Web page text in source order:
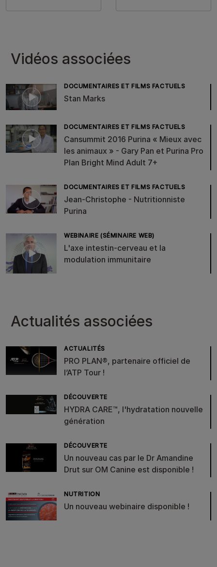
Vidéos associées
DOCUMENTAIRES ET FILMS FACTUELS
Stan Marks
DOCUMENTAIRES ET FILMS FACTUELS
Cansummit 2016 Purina « Mieux avec
les animaux » - Gary Pan et Purina Pro
Plan Bright Mind Adult 7+
DOCUMENTAIRES ET FILMS FACTUELS
Jean-Christophe - Nutritionniste
Purina
WEBINAIRE (SÉMINAIRE WEB)
L'axe intestin-cerveau et la
modulation immunitaire
Actualités associées
ACTUALITÉS
PRO PLAN®, partenaire officiel de
l’ATP Tour !
DÉCOUVERTE
HYDRA CARE™, l'hydratation nouvelle
génération
DÉCOUVERTE
Un nouveau cas par le Dr Amandine
Drut sur OM Canine est disponible !
NUTRITION
Un nouveau webinaire disponible !